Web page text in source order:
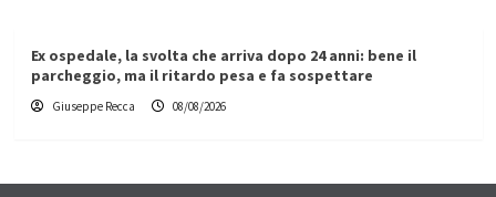
Ex ospedale, la svolta che arriva dopo 24 anni: bene il
parcheggio, ma il ritardo pesa e fa sospettare
Giuseppe Recca 08/08/2026